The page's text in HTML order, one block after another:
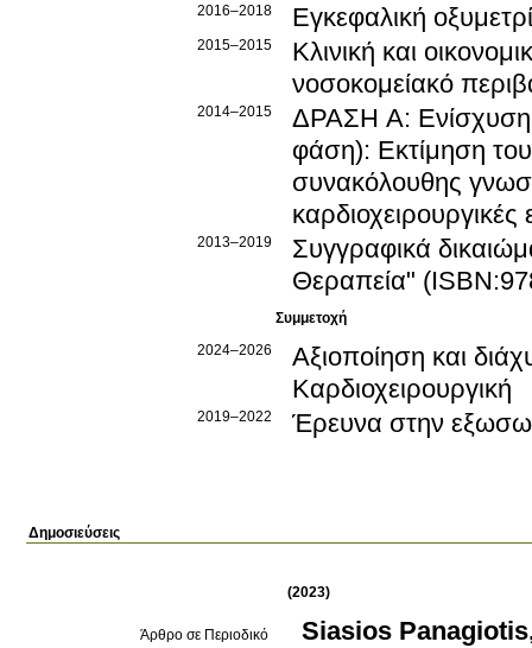
2016–2018 Εγκεφαλική
2015–2015
Κλινική και
νοσοκομείακό
2014–2015
ΔΡΑΣΗ Α: Ενίσχυση
φάση): Εκτίμηση
συνακόλουθης
2013–2019
Συγγραφικά
Θεραπεία"
Συμμετοχή
2024–2026
Αξιοποίηση και
Καρδιοχειρουργική
2019–2022 Έρευνα στην
Δημοσιεύσεις
(2023)
Άρθρο σε Περιοδικό Siasios Panagiotis